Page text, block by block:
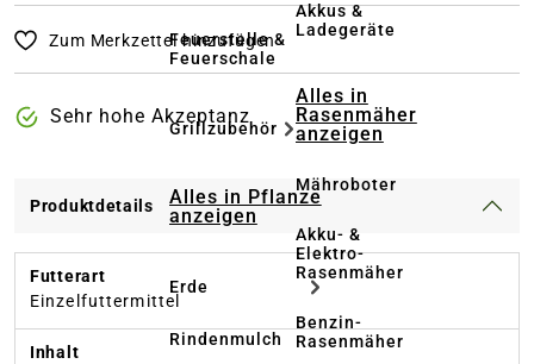
Feuerstelle &
Feuerschale
Grillzubehör
Alles in Pflanze
anzeigen
Erde
Rindenmulch
Akkus &
Ladegeräte
Alles in
Rasenmäher
anzeigen
Mähroboter
Akku- &
Elektro-
Rasenmäher
Benzin-
Rasenmäher
Zum Merkzettel hinzufügen
Sehr hohe Akzeptanz
Produktdetails
Futterart
Einzelfuttermittel
Inhalt